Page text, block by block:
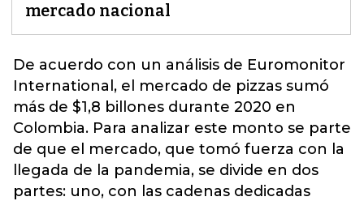
mercado nacional
De acuerdo con un análisis de Euromonitor
International, el mercado de pizzas sumó
más de $1,8 billones durante 2020 en
Colombia. Para analizar este monto se parte
de que el mercado, que tomó fuerza con la
llegada de la pandemia, se divide en dos
partes: uno, con las cadenas dedicadas